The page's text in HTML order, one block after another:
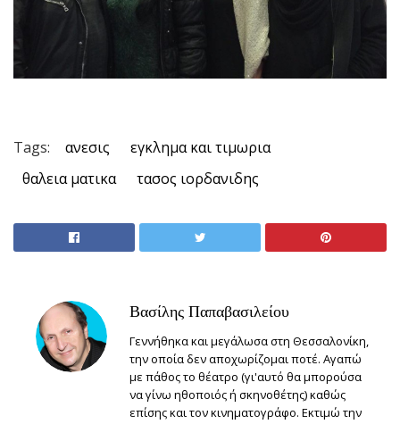
Tags: ανεσις
εγκλημα και τιμωρια
θαλεια ματικα
τασος ιορδανιδης
Βασίλης Παπαβασιλείου
Γεννήθηκα και μεγάλωσα στη Θεσσαλονίκη,
την οποία δεν αποχωρίζομαι ποτέ. Αγαπώ
με πάθος το θέατρο (γι'αυτό θα μπορούσα
να γίνω ηθοποιός ή σκηνοθέτης) καθώς
επίσης και τον κινηματογράφο. Εκτιμώ την